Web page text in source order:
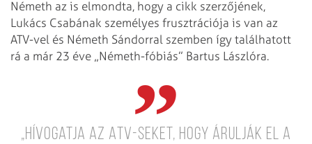
Németh az is elmondta, hogy a cikk szerzőjének,
Lukács Csabának személyes frusztrációja is van az
ATV-vel és Németh Sándorral szemben így találhatott
rá a már 23 éve „Németh-fóbiás” Bartus Lászlóra.
„Hívogatja az ATV-seket, hogy árulják el a